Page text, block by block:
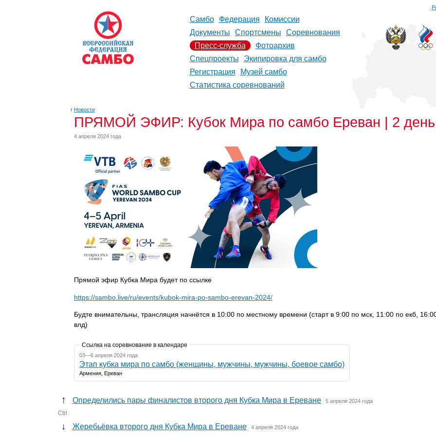
Самбо Федерация
Комиссии
Документы
Спортсмены
Соревнования
Пресс-служба
Фотоархив
Спецпроекты
Экипировка для самбо
Регистрация
Музей самбо
Статистика соревнований
↑ Новости
ПРЯМОЙ ЭФИР: Кубок Мира по самбо Ереван | 2 день
4 апреля 2024 года
Прямой эфир Кубка Мира будет по ссылке
https://sambo.live/ru/events/kubok-mira-po-sambo-erevan-2024/
Будте внимательны, трансляция начнётся в 10:00 по местному времени (старт в 9:00 по мск, 11:00 по екб,
влд)
Ссылка на соревнование в календаре
03—6 апреля 2024 года
Этап кубка мира по самбо (женщины, мужчины, мужчины, боевое самбо)
Армения, Ереван
↑ Определились пары финалистов второго дня Кубка Мира в Ереване 5 апреля 2024 года
Ctrl
↓ Жеребьёвка второго дня Кубка Мира в Ереване 4 апреля 2024 года